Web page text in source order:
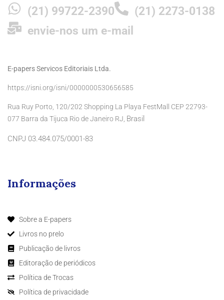
(21) 99722-2390
(21) 2273-0138
envie-nos um e-mail
E-papers Servicos Editoriais Ltda.
https://isni.org/isni/0000000530656585
Rua Ruy Porto, 120/202 Shopping La Playa FestMall CEP 22793-
077 Barra da Tijuca Rio de Janeiro RJ, Brasil
CNPJ 03.484.075/0001-83
Informações
Sobre a E-papers
Livros no prelo
Publicação de livros
Editoração de periódicos
Política de Trocas
Política de privacidade